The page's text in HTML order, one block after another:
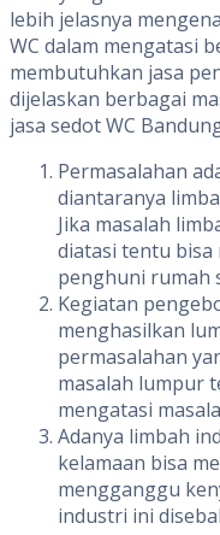
lebih jelasnya
WC dalam mengatasi
membutuhkan jasa
dijelaskan berbagai
jasa sedot WC
Permasalahan
diantaranya
Jika masalah
diatasi tentu bisa
penghuni rumah
Kegiatan
menghasilkan
permasalahan
masalah lumpur
mengatasi
Adanya limbah
kelamaan bisa
mengganggu
industri ini